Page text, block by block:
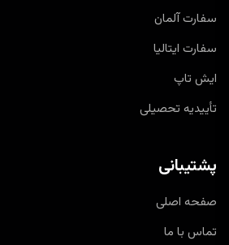
سفارت آلمان
سفارت ایتالیا
ایش تاپ
تأییدیه تحصیلی
پشتیبانی
صفحه اصلی
تماس با ما